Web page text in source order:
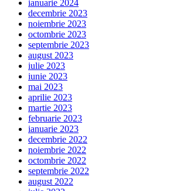
ianuarie 2024
decembrie 2023
noiembrie 2023
octombrie 2023
septembrie 2023
august 2023
iulie 2023
iunie 2023
mai 2023
aprilie 2023
martie 2023
februarie 2023
ianuarie 2023
decembrie 2022
noiembrie 2022
octombrie 2022
septembrie 2022
august 2022